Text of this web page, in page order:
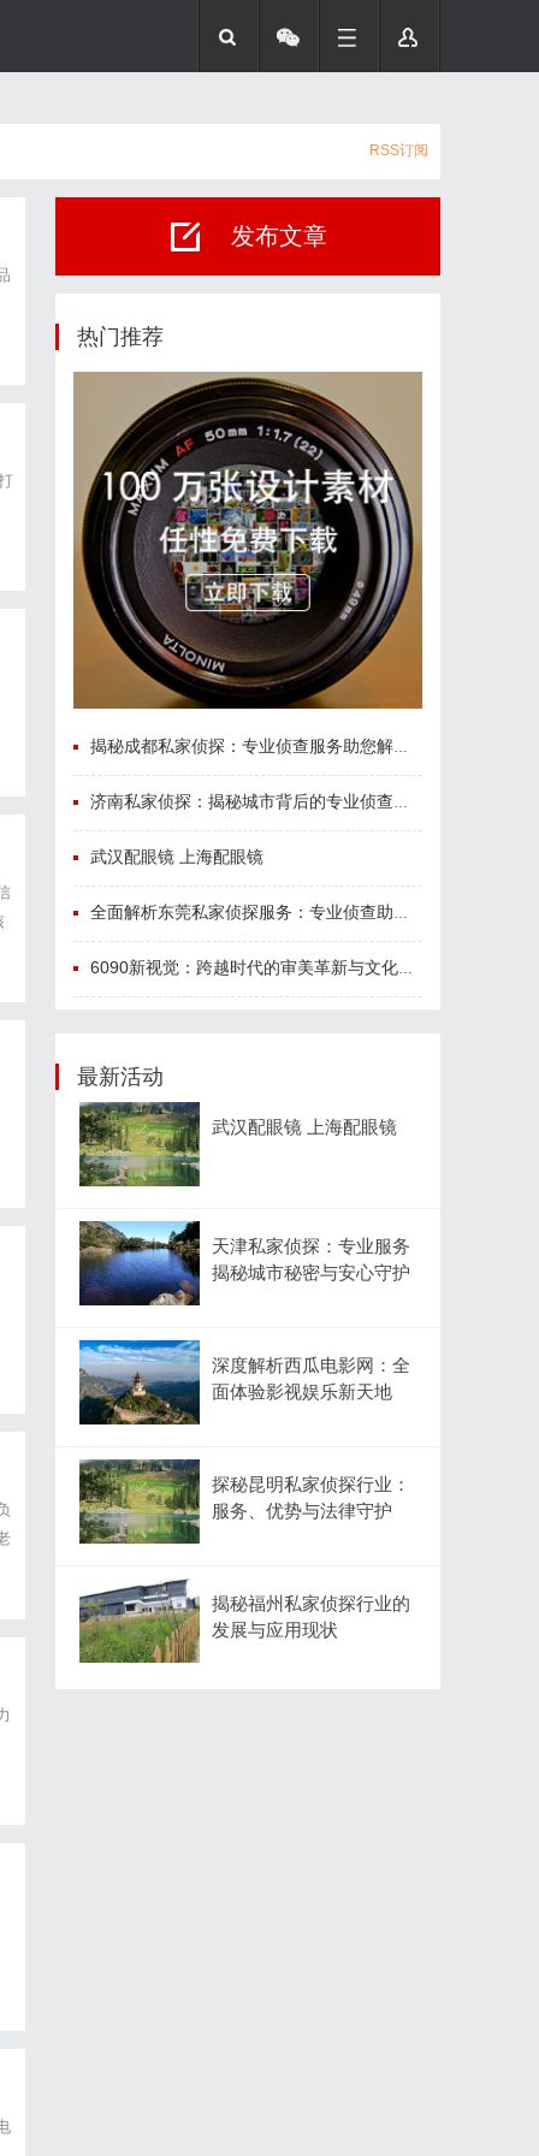
RSS订阅
发布文章
热门推荐
揭秘成都私家侦探：专业侦查服务助您解心中疑惑
济南私家侦探：揭秘城市背后的专业侦查力量
武汉配眼镜 上海配眼镜
全面解析东莞私家侦探服务：专业侦查助您解决各种疑难问题
6090新视觉：跨越时代的审美革新与文化传承
最新活动
武汉配眼镜 上海配眼镜
天津私家侦探：专业服务
揭秘城市秘密与安心守护
深度解析西瓜电影网：全
面体验影视娱乐新天地
探秘昆明私家侦探行业：
服务、优势与法律守护
揭秘福州私家侦探行业的
发展与应用现状